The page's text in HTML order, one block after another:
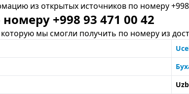
из открытых источников по номеру +998
+998 93 471 00 42
мы смогли получить по номеру из